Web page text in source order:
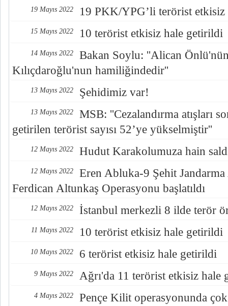
19 Mayıs 2022 19 PKK/YPG’li terörist
15 Mayıs 2022 10 terörist etkisiz hale getirildi
14 Mayıs 2022
Bakan Soylu: ''Alican
Kılıçdaroğlu'nun hamiliğindedir''
13 Mayıs 2022 Şehidimiz var!
13 Mayıs 2022
MSB: ''Cezalandırma atışları
getirilen terörist sayısı 52’ye yükselmiştir''
12 Mayıs 2022 Hudut Karakolumuza hain
12 Mayıs 2022
Eren Abluka-9 Şehit
Ferdican Altunkaş Operasyonu başlatıldı
12 Mayıs 2022 İstanbul merkezli 8 ilde terör
11 Mayıs 2022 10 terörist etkisiz hale getirildi
10 Mayıs 2022 6 terörist etkisiz hale getirildi
9 Mayıs 2022 Ağrı'da 11 terörist etkisiz hale
4 Mayıs 2022
Pençe Kilit operasyonunda